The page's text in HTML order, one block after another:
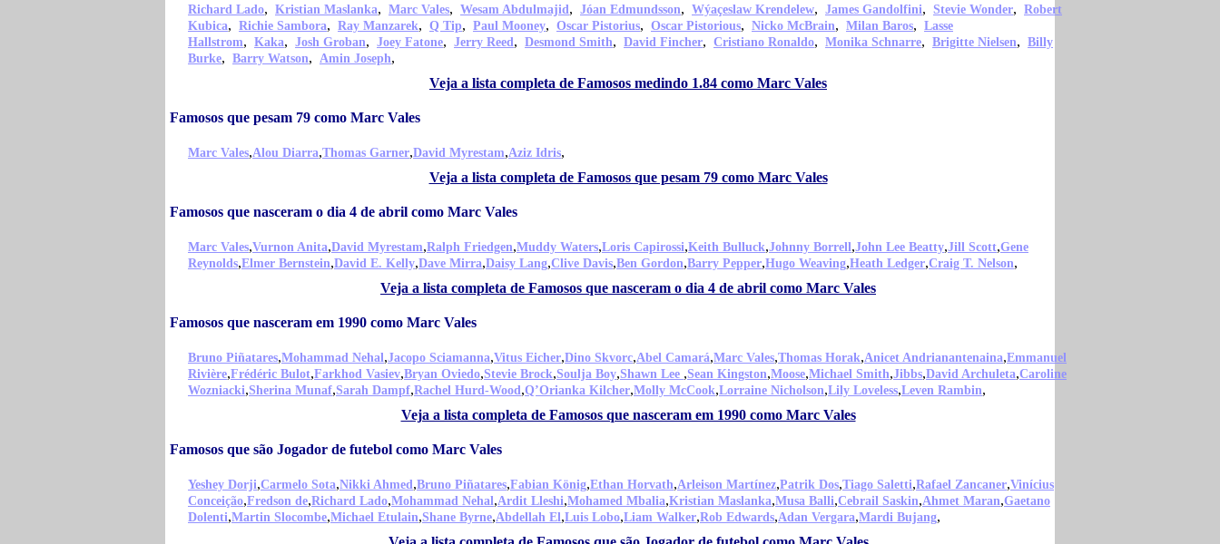
Richard Lado, Kristian Maslanka, Marc Vales, Wesam Abdulmajid, Jóan Edmundsson, Wýaçeslaw Krendelew, James Gandolfini, Stevie Wonder, Robert
Kubica, Richie Sambora, Ray Manzarek, Q Tip, Paul Mooney, Oscar Pistorius, Oscar Pistorious, Nicko McBrain, Milan Baros, Lasse
Hallstrom, Kaka, Josh Groban, Joey Fatone, Jerry Reed, Desmond Smith, David Fincher, Cristiano Ronaldo, Monika Schnarre, Brigitte Nielsen, Billy
Burke, Barry Watson, Amin Joseph,
Veja a lista completa de Famosos medindo 1.84 como Marc Vales
Famosos que pesam 79 como Marc Vales
Marc Vales,Alou Diarra,Thomas Garner,David Myrestam,Aziz Idris,
Veja a lista completa de Famosos que pesam 79 como Marc Vales
Famosos que nasceram o dia 4 de abril como Marc Vales
Marc Vales,Vurnon Anita,David Myrestam,Ralph Friedgen,Muddy Waters,Loris Capirossi,Keith Bulluck,Johnny Borrell,John Lee Beatty,Jill Scott,Gene
Reynolds,Elmer Bernstein,David E. Kelly,Dave Mirra,Daisy Lang,Clive Davis,Ben Gordon,Barry Pepper,Hugo Weaving,Heath Ledger,Craig T. Nelson,
Veja a lista completa de Famosos que nasceram o dia 4 de abril como Marc Vales
Famosos que nasceram em 1990 como Marc Vales
Bruno Piñatares,Mohammad Nehal,Jacopo Sciamanna,Vitus Eicher,Dino Skvorc,Abel Camará,Marc Vales,Thomas Horak,Anicet Andrianantenaina,Emmanuel
Rivière,Frédéric Bulot,Farkhod Vasiev,Bryan Oviedo,Stevie Brock,Soulja Boy,Shawn Lee ,Sean Kingston,Moose,Michael Smith,Jibbs,David Archuleta,Caroline
Wozniacki,Sherina Munaf,Sarah Dampf,Rachel Hurd-Wood,Q’Orianka Kilcher,Molly McCook,Lorraine Nicholson,Lily Loveless,Leven Rambin,
Veja a lista completa de Famosos que nasceram em 1990 como Marc Vales
Famosos que são Jogador de futebol como Marc Vales
Yeshey Dorji,Carmelo Sota,Nikki Ahmed,Bruno Piñatares,Fabian König,Ethan Horvath,Arleison Martínez,Patrik Dos,Tiago Saletti,Rafael Zancaner,Vinícius
Conceição,Fredson de,Richard Lado,Mohammad Nehal,Ardit Lleshi,Mohamed Mbalia,Kristian Maslanka,Musa Balli,Cebrail Saskin,Ahmet Maran,Gaetano
Dolenti,Martin Slocombe,Michael Etulain,Shane Byrne,Abdellah El,Luis Lobo,Liam Walker,Rob Edwards,Adan Vergara,Mardi Bujang,